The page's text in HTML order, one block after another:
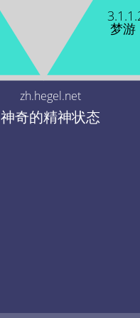
梦游
zh.hegel.net
神奇的精神状态